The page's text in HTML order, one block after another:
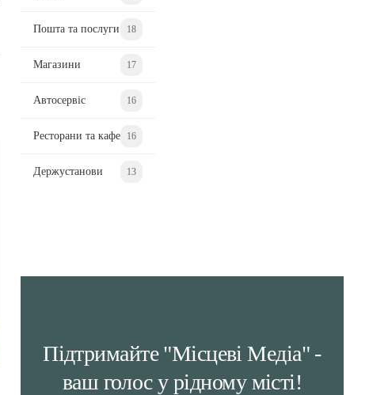
Пошта та послуги 18
Магазини 17
Автосервіс 16
Ресторани та кафе 16
Держустанови 13
Підтримайте "Місцеві Медіа" -
ваш голос у рідному місті!